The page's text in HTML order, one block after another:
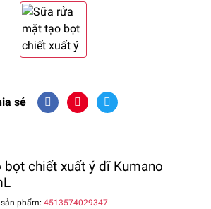
sẻ
chiết xuất ý dĩ Kumano
phẩm: 4513574029347